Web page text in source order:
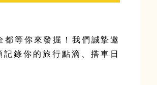
等你來發掘！我們誠摯邀
錄你的旅行點滴、搭車日